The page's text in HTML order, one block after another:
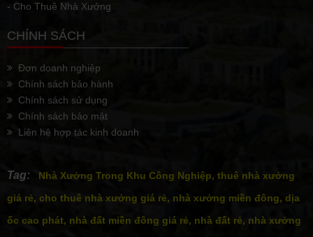
- Cho Thuê Nhà Xưởng
CHÍNH SÁCH
Đơn doanh nghiệp
Chính sách bảo hành
Chính sách sử dụng
Chính sách bảo mật
Liên hệ hợp tác kinh doanh
Tag:
Nhà Xưởng Trong Khu Công Nghiệp, thuê nhà xưởng
giá rẻ, cho thuê nhà xưởng giá rẻ, nhà xưởng miền đông, dịa
ốc cao phát, nhà đất miền đông giá rẻ, nhà đất rẻ, nhà xưởng